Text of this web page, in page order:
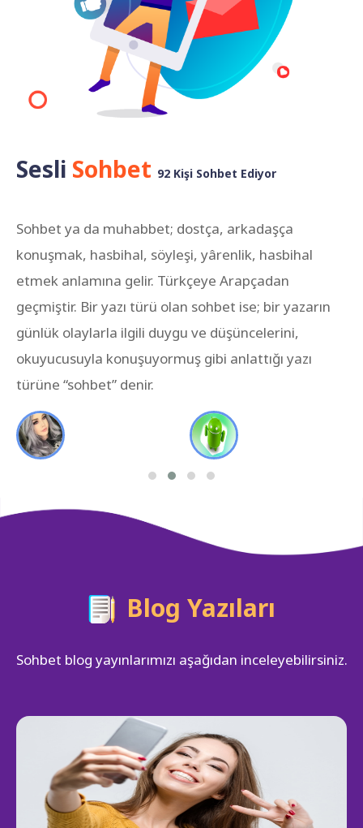
Sesli Sohbet 92 Kişi Sohbet Ediyor
Sohbet ya da muhabbet; dostça, arkadaşça
konuşmak, hasbihal, söyleşi, yârenlik, hasbihal
etmek anlamına gelir. Türkçeye Arapçadan
geçmiştir. Bir yazı türü olan sohbet ise; bir yazarın
günlük olaylarla ilgili duygu ve düşüncelerini,
okuyucusuyla konuşuyormuş gibi anlattığı yazı
türüne “sohbet” denir.
Blog Yazıları
Sohbet blog yayınlarımızı aşağıdan inceleyebilirsiniz.